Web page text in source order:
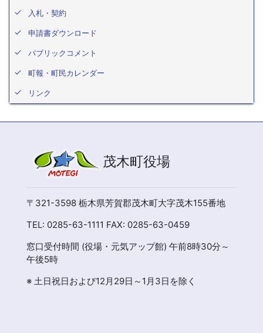
入札・契約
申請書ダウンロード
パブリックコメント
町報・町民カレンダー
リンク
茂木町役場
〒321-3598 栃木県芳賀郡茂木町大字茂木155番地
TEL: 0285-63-1111 FAX: 0285-63-0459
窓口受付時間 (役場・元気アップ館) 午前8時30分～
午後5時
※ 土日祝日および12月29日～1月3日を除く